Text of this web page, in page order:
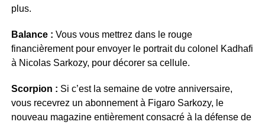
plus.
Balance : Vous vous mettrez dans le rouge
financièrement pour envoyer le portrait du colonel Kadhafi
à Nicolas Sarkozy, pour décorer sa cellule.
Scorpion : Si c’est la semaine de votre anniversaire,
vous recevrez un abonnement à Figaro Sarkozy, le
nouveau magazine entièrement consacré à la défense de